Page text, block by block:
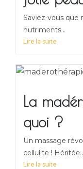
Saviez-vous que
nutriments...
Lire la suite
La
quoi ?
Un massage
cellulite !
Lire la suite